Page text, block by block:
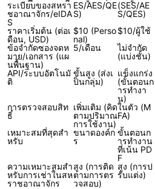
ระเบียบของสหรา
ชอาณาจักร/eIDA
S
ES/AES/QE
S)
(SES/AE
S/QES)
ราคาเริ่มต้น (ต่อเ
ดือน, USD)
$10 (Perso
nal)
$10/ผู้ใช้
ข้อจำกัดซองจดห
มาย/เอกสาร (แผ
นพื้นฐาน)
5/เดือน
ไม่จำกัด
(แบ่งชั้น)
API/ระบบอัตโนมั
ติ
ขั้นสูง (ส่งเ
ป็นกลุ่ม)
แข็งแกร่ง
(ขั้นตอนก
ารทำงา
น)
การตรวจสอบสิท
ธิ์
เพิ่มเติม (คิด
ตามปริมาณ
การใช้งาน)
ในตัว (M
FA)
เหมาะสมที่สุดสำ
หรับ
ขนาดองค์ก
ร
ขั้นตอนก
ารทำงาน
ที่เน้น PD
F
ความเหมาะสมสำ
หรับการเช่าในสห
ราชอาณาจักร
สูง (การติด
ตามการตร
วจสอบ)
สูง (การป
รับแต่ง)